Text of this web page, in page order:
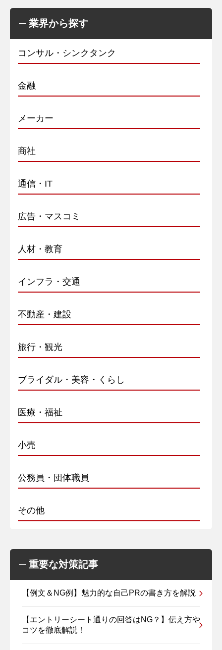
業界から探す
コンサル・シンクタンク
金融
メーカー
商社
通信・IT
広告・マスコミ
人材・教育
インフラ・交通
不動産・建設
旅行・観光
ブライダル・美容・くらし
医療・福祉
小売
公務員・団体職員
その他
重要な対策記事
【例文＆NG例】魅力的な自己PRの書き方を解説
【エントリーシート通りの回答はNG？】伝え方や
コツを徹底解説！